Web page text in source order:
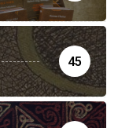
45